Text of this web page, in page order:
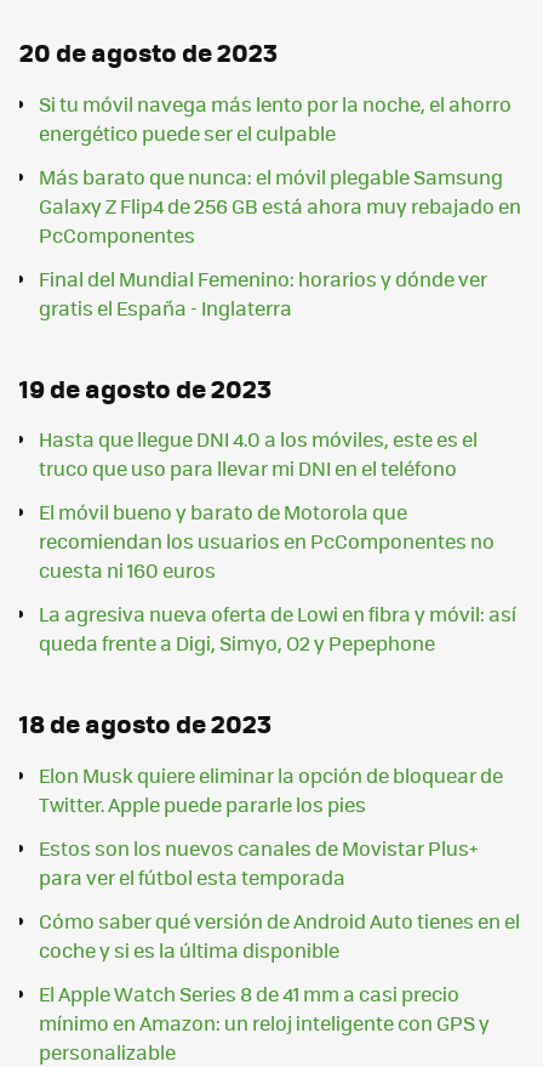
20 de agosto de 2023
Si tu móvil navega más lento por la noche, el ahorro
energético puede ser el culpable
Más barato que nunca: el móvil plegable Samsung
Galaxy Z Flip4 de 256 GB está ahora muy rebajado en
PcComponentes
Final del Mundial Femenino: horarios y dónde ver
gratis el España - Inglaterra
19 de agosto de 2023
Hasta que llegue DNI 4.0 a los móviles, este es el
truco que uso para llevar mi DNI en el teléfono
El móvil bueno y barato de Motorola que
recomiendan los usuarios en PcComponentes no
cuesta ni 160 euros
La agresiva nueva oferta de Lowi en fibra y móvil: así
queda frente a Digi, Simyo, O2 y Pepephone
18 de agosto de 2023
Elon Musk quiere eliminar la opción de bloquear de
Twitter. Apple puede pararle los pies
Estos son los nuevos canales de Movistar Plus+
para ver el fútbol esta temporada
Cómo saber qué versión de Android Auto tienes en el
coche y si es la última disponible
El Apple Watch Series 8 de 41 mm a casi precio
mínimo en Amazon: un reloj inteligente con GPS y
personalizable